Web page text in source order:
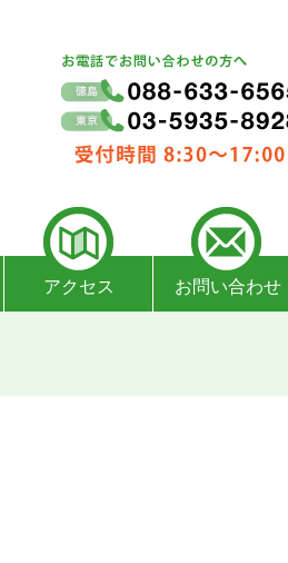
アクセス お問い合わせ